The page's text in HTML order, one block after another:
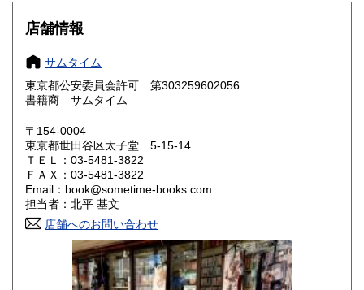
大阪府
奈良県
鳥取県 600円 島根県
岡山県
山口県 600円
香川県 愛媛県
高知県 600円
600円 長崎県
店舗情報
サムタイム
東京都公安委員会許可 第303259602056
書籍商 サムタイム
〒154-0004
東京都世田谷区太子堂 5-15-14
ＴＥＬ：03-5481-3822
ＦＡＸ：03-5481-3822
Email：book@sometime-books.com
担当者：北平 基文
店舗へのお問い合わせ